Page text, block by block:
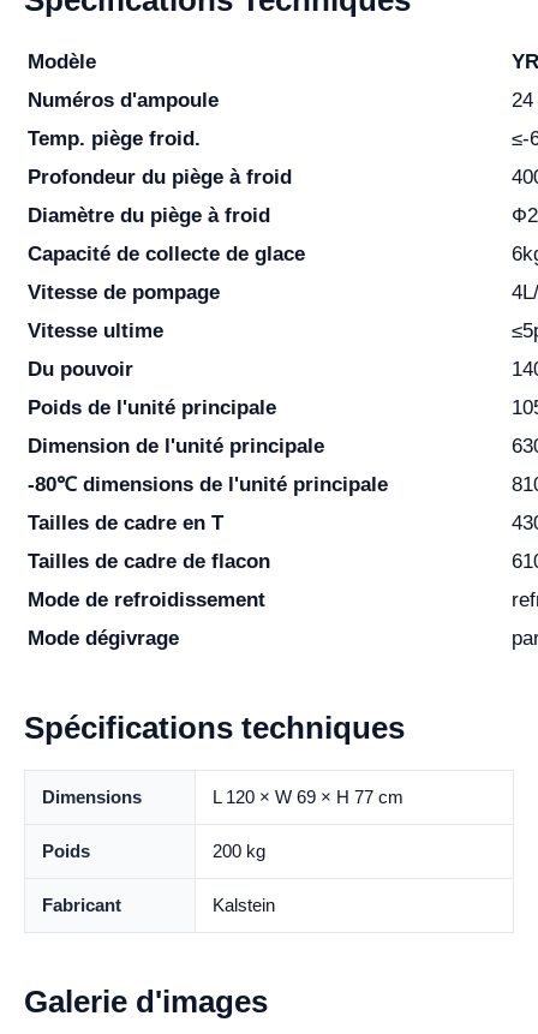
Modèle
Numéros d'ampoule
24
Temp. piège froid.
≤-
Profondeur du piège à froid
Diamètre du piège à froid
Capacité de collecte de glace
Vitesse de pompage
Vitesse ultime
Du pouvoir
Poids de l'unité principale
Dimension de l'unité principale
-80℃dimensions de l'unité principale
Tailles de cadre en T
Tailles de cadre de flacon
Mode de refroidissement
Mode dégivrage
Spécifications techniques
Dimensions L 120 × W 69 × H 77 cm
Poids 200 kg
Fabricant Kalstein
Galerie d'images